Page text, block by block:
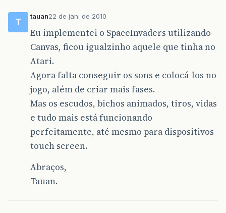
T
tauan22 de jan. de 2010
Eu implementei o SpaceInvaders utilizando
Canvas, ficou igualzinho aquele que tinha no
Atari.
Agora falta conseguir os sons e colocá-los no
jogo, além de criar mais fases.
Mas os escudos, bichos animados, tiros, vidas
e tudo mais está funcionando
perfeitamente, até mesmo para dispositivos
touch screen.
Abraços,
Tauan.